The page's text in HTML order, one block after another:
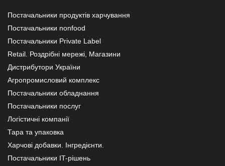
Постачальники продуктів харчування
Постачальники nonfood
Постачальники Private Label
Retail. Роздрібні мережі, Магазини
Дистрибутори України
Агропромисловий комплекс
Постачальники обладнання
Постачальники послуг
Логістичні компанії
Тара та упаковка
Харчові добавки. Інгредієнти.
Постачальники IT-рішень